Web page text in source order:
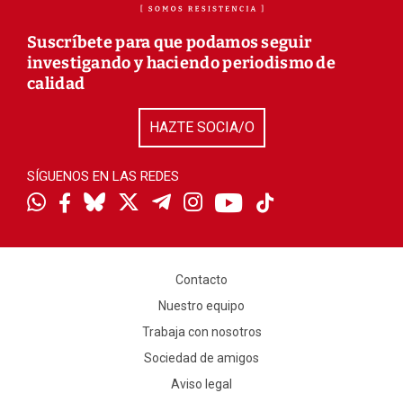
Suscríbete para que podamos seguir
investigando y haciendo periodismo de
calidad
HAZTE SOCIA/O
SÍGUENOS EN LAS REDES
Contacto
Nuestro equipo
Trabaja con nosotros
Sociedad de amigos
Aviso legal